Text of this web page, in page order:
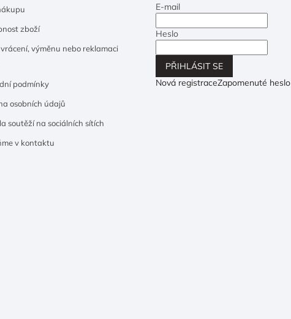
zboží
vrácení, výměnu nebo reklamaci
podmínky
osobních údajů
soutěží na sociálních sítích
v kontaktu
E-mail
Heslo
PŘIHLÁSIT SE
Nová registraceZapomenuté heslo